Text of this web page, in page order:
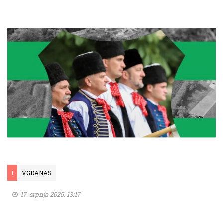
I VGDANAS
17. srpnja 2025. 13:17